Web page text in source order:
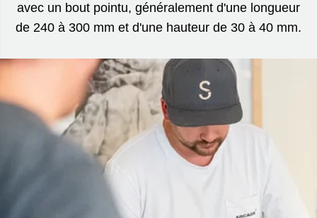
avec un bout pointu, généralement d'une longueur
de 240 à 300 mm et d'une hauteur de 30 à 40 mm.